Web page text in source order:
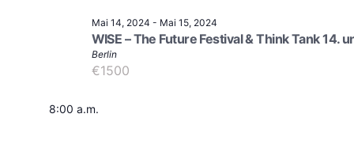
Mai 14, 2024 - Mai 15, 2024
WISE – The Future Festival & Think Tank 14.
Berlin
€1500
8:00 a.m.